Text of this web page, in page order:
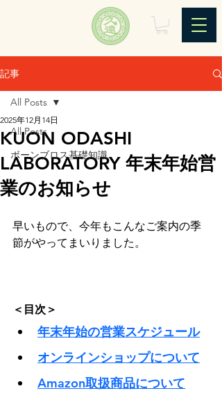
記事
All Posts
ボーンブロス基礎知識
All Posts
KUON ODASHI
LABORATORY 年末年始営
業のお知らせ
2025年12月14日
早いもので、今年もこんなご案内の季
節がやってまいりました。
＜目次＞
年末年始の営業スケジュール
オンラインショップについて
Amazon取扱商品について